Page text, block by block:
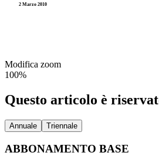
2 Marzo 2010
Modifica zoom
100%
Questo articolo è
Annuale Triennale
ABBONAMENTO BASE